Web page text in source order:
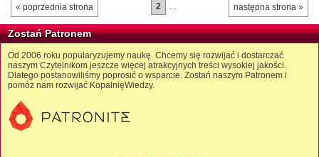
« poprzednia strona następna strona »
2 …
Zostań Patronem
Od 2006 roku popularyzujemy naukę. Chcemy się rozwijać i dostarczać
naszym Czytelnikom jeszcze więcej atrakcyjnych treści wysokiej jakości.
Dlatego postanowiliśmy poprosić o wsparcie. Zostań naszym Patronem i
pomóż nam rozwijać KopalnięWiedzy.